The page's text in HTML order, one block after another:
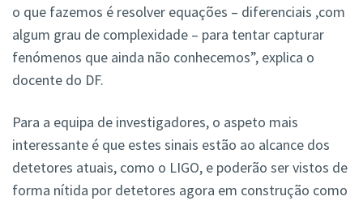
o que fazemos é resolver equações – diferenciais ,com
algum grau de complexidade – para tentar capturar
fenómenos que ainda não conhecemos”, explica o
docente do DF.
Para a equipa de investigadores, o aspeto mais
interessante é que estes sinais estão ao alcance dos
detetores atuais, como o LIGO, e poderão ser vistos de
forma nítida por detetores agora em construção como